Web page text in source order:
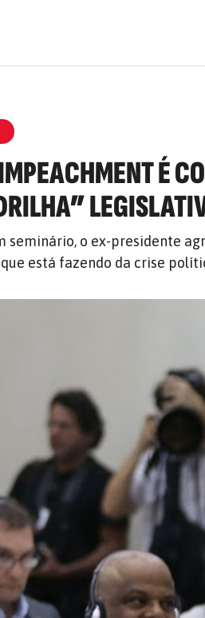
É
seminário, o ex-presidente
está fazendo da crise